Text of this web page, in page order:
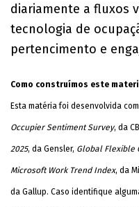
diariamente a fluxos
tecnologia de
pertencimento e
Como construímos este
Esta matéria foi desenvolvida
Occupier Sentiment Survey, da
2025, da Gensler, Global Flexible
Microsoft Work Trend Index, da
da Gallup. Caso identifique